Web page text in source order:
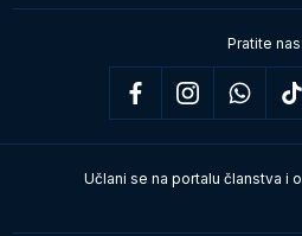
Pratite nas:
Učlani se na portalu članstva i